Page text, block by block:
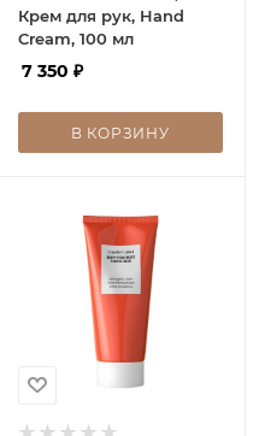
Крем для рук, Hand
Cream, 100 мл
7 350 ₽
В КОРЗИНУ